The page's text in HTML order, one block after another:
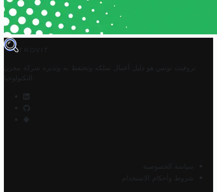
TROVIT
تروفيت تونس هو دليل أعمال تملكه وتحتفظ به وتديره
شركة مخزن
التكنولوجيا
سياسة الخصوصية
شروط وأحكام الاستخدام